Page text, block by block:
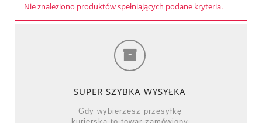
Nie znaleziono produktów spełniających podane kryteria.
SUPER SZYBKA WYSYŁKA
Gdy wybierzesz przesyłkę